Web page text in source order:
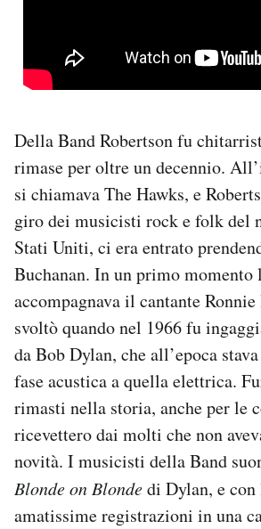
Della Band Robertson fu
rimase per oltre un decennio.
si chiamava The Hawks, e
giro dei musicisti rock e folk del
Stati Uniti, ci era entrato
Buchanan. In un primo momento
accompagnava il cantante
svoltò quando nel 1966 fu
da Bob Dylan, che all’epoca
fase acustica a quella elettrica.
rimasti nella storia, anche per le
ricevettero dai molti che non
novità. I musicisti della Band
Blonde on Blondedi Dylan, e
amatissime registrazioni in una